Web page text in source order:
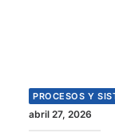
PROCESOS Y
abril 27, 2026